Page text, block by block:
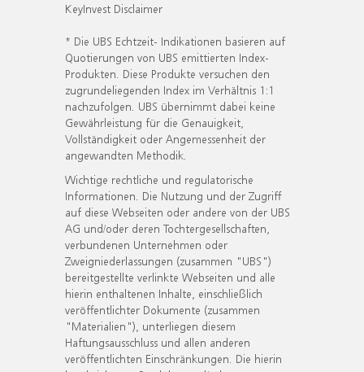
KeyInvest Disclaimer
* Die UBS Echtzeit- Indikationen basieren auf
Quotierungen von UBS emittierten Index-
Produkten. Diese Produkte versuchen den
zugrundeliegenden Index im Verhältnis 1:1
nachzufolgen. UBS übernimmt dabei keine
Gewährleistung für die Genauigkeit,
Vollständigkeit oder Angemessenheit der
angewandten Methodik.
Wichtige rechtliche und regulatorische
Informationen. Die Nutzung und der Zugriff
auf diese Webseiten oder andere von der UBS
AG und/oder deren Tochtergesellschaften,
verbundenen Unternehmen oder
Zweigniederlassungen (zusammen "UBS")
bereitgestellte verlinkte Webseiten und alle
hierin enthaltenen Inhalte, einschließlich
veröffentlichter Dokumente (zusammen
"Materialien"), unterliegen diesem
Haftungsausschluss und allen anderen
veröffentlichten Einschränkungen. Die hierin